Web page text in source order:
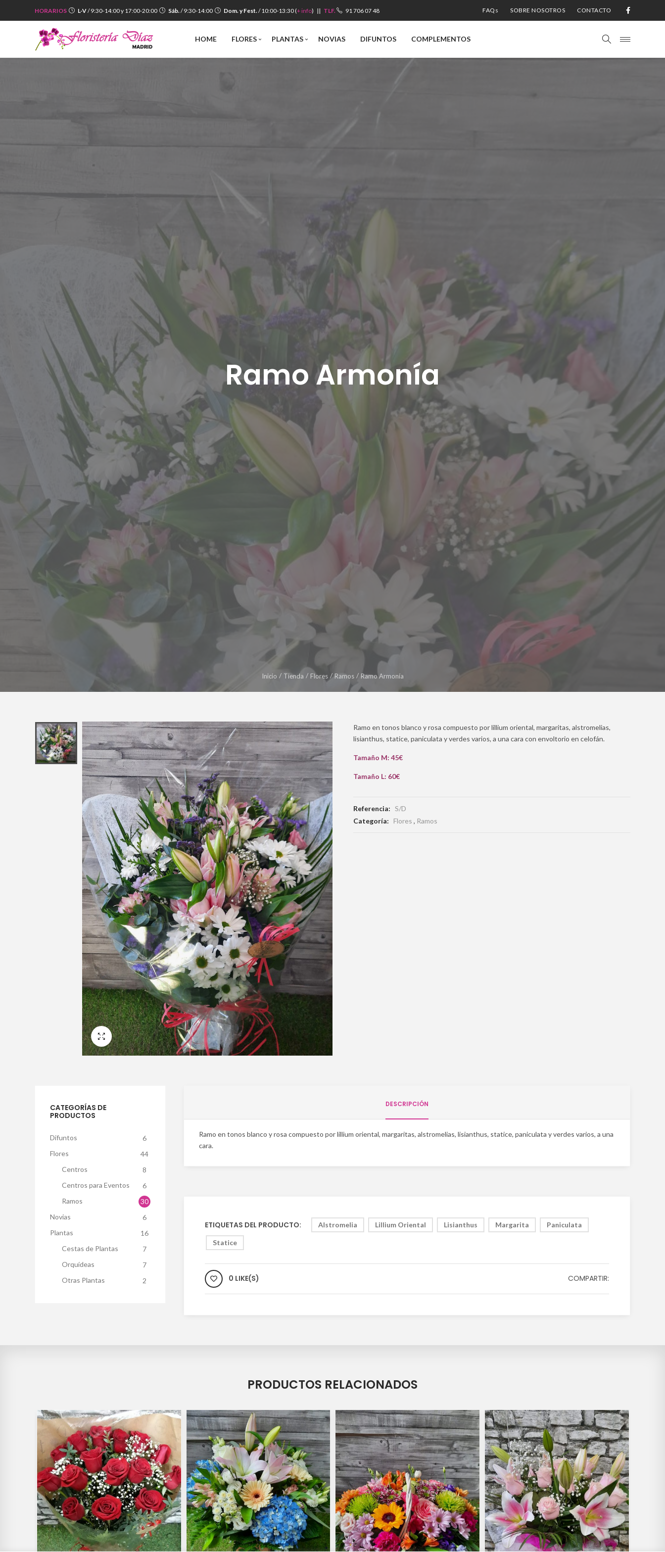
Escriba lo que desee buscar y pulse Enter o el Botón de Búsqueda
HORARIOS L-V/ 9:30-14:00 y 17:00-20:00 Sáb. / 9:30-14:00 Dom. y Fest. / 10:00-13:30 (+ info) || TLF. 91 706 07 48 FAQs SOBRE NOSOTROS CONTACTO
HOME FLORES PLANTAS NOVIAS DIFUNTOS COMPLEMENTOS
Ramo Armonía
Inicio Tienda Flores Ramos Ramo Armonía
Pantalla Completa
Ramo en tonos blanco y rosa compuesto por lillium oriental, margaritas, alstromelias,
lisianthus, statice, paniculata y verdes varios, a una cara con envoltorio en celofán.
Tamaño M: 45€
Tamaño L: 60€
Referencia: S/D
Categoría:
Flores , Ramos
DESCRIPCIÓN
Ramo en tonos blanco y rosa compuesto por lillium oriental, margaritas, alstromelias, lisianthus, statice, paniculata y verdes varios, a una
cara.
ETIQUETAS DEL PRODUCTO: Alstromelia Lillium Oriental Lisianthus Margarita Paniculata
Statice
COMPARTIR:
0 LIKE(S)
CATEGORÍAS DE
PRODUCTOS
Difuntos
6
Flores
44
Centros
8
Centros para Eventos
6
Ramos
30
Novias
6
Plantas
16
Cestas de Plantas
7
Orquídeas
7
Otras Plantas
2
PRODUCTOS RELACIONADOS